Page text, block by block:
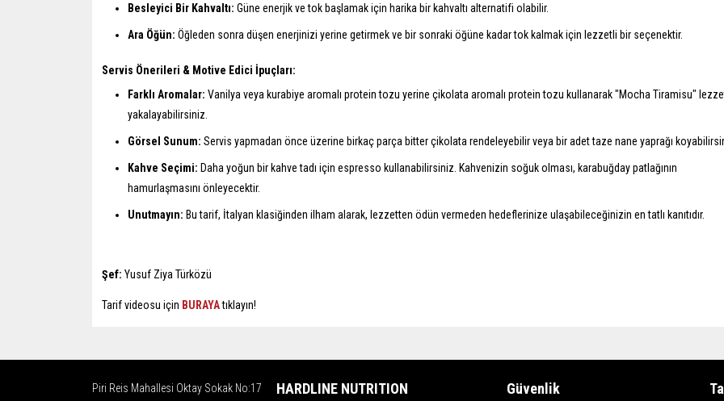
Besleyici Bir Kahvaltı: Güne enerjik ve tok başlamak için harika bir kahvaltı alternatifi olabilir.
Ara Öğün: Öğleden sonra düşen enerjinizi yerine getirmek ve bir sonraki öğüne kadar tok kalmak için lezzetli bir seçenektir.
Servis Önerileri & Motive Edici İpuçları:
Farklı Aromalar: Vanilya veya kurabiye aromalı protein tozu yerine çikolata aromalı protein tozu kullanarak "Mocha Tiramisu"
yakalayabilirsiniz.
Görsel Sunum: Servis yapmadan önce üzerine birkaç parça bitter çikolata rendeleyebilir veya bir adet taze nane yaprağı
Kahve Seçimi: Daha yoğun bir kahve tadı için espresso kullanabilirsiniz. Kahvenizin soğuk olması, karabuğday patlağının
hamurlaşmasını önleyecektir.
Unutmayın: Bu tarif, İtalyan klasiğinden ilham alarak, lezzetten ödün vermeden hedeflerinize ulaşabileceğinizin en tatlı kanıtıdır.
Şef: Yusuf Ziya Türközü
Tarif videosu için BURAYAtıklayın!
Piri Reis Mahallesi Oktay Sokak No:17
HARDLINE NUTRITION Güvenlik